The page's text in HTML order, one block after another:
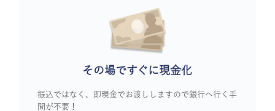
その場ですぐに現金化
振込ではなく、即現金でお渡ししますので銀行へ行く手
間が不要！